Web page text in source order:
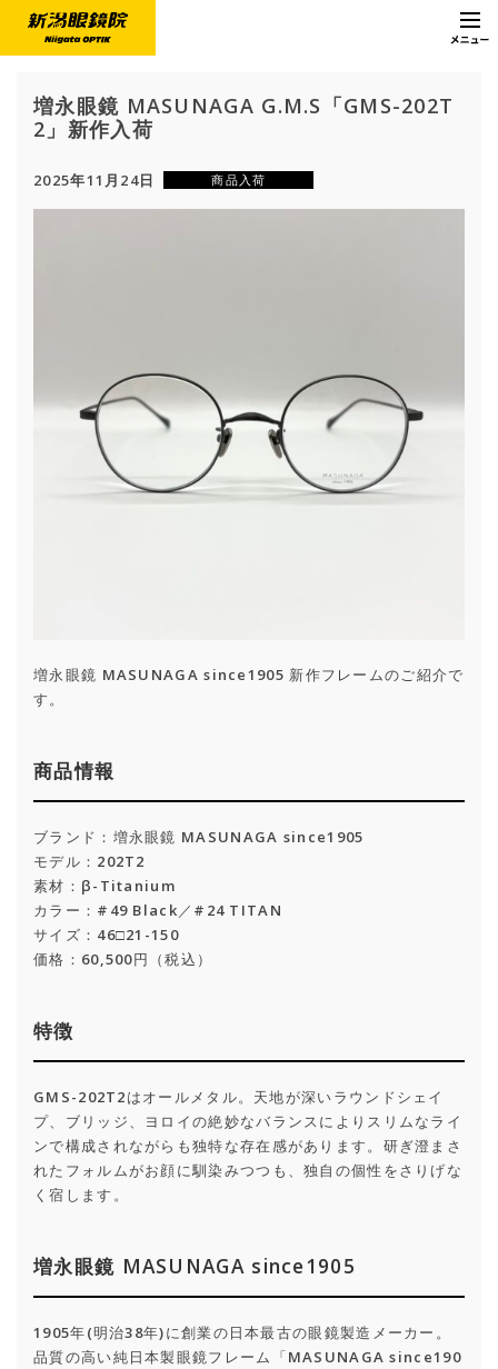
増永眼鏡 MASUNAGA G.M.S「GMS-202T
2」新作入荷
2025年11月24日 商品入荷
増永眼鏡 MASUNAGA since1905 新作フレームのご紹介で
す。
商品情報
ブランド：増永眼鏡 MASUNAGA since1905
モデル：202T2
素材：β-Titanium
カラー：#49 Black／#24 TITAN
サイズ：46□21-150
価格：60,500円（税込）
特徴
GMS-202T2はオールメタル。天地が深いラウンドシェイ
プ、ブリッジ、ヨロイの絶妙なバランスによりスリムなライ
ンで構成されながらも独特な存在感があります。研ぎ澄まさ
れたフォルムがお顔に馴染みつつも、独自の個性をさりげな
く宿します。
増永眼鏡 MASUNAGA since1905
1905年(明治38年)に創業の日本最古の眼鏡製造メーカー。
品質の高い純日本製眼鏡フレーム「MASUNAGA since190